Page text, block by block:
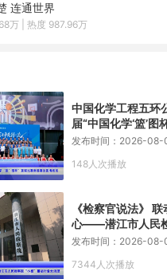
连通世界
万 | 热度 987.96万
中国化学工程五环
届“中国化学‘篮’
区圆满收官
发布时间：2026-08-
148人次播放
《检察官说法》
心——潜江市人民
业大治理
发布时间：2026-08-
7344人次播放